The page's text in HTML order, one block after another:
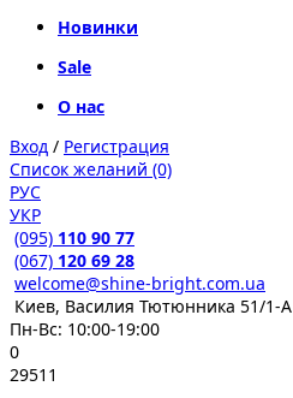
Новинки
Sale
О нас
Вход / Регистрация
Список желаний (0)
РУС
УКР
(095) 110 90 77
(067) 120 69 28
welcome@shine-bright.com.ua
Киев, Василия Тютюнника 51/1-А
Пн-Вс: 10:00-19:00
0
29511